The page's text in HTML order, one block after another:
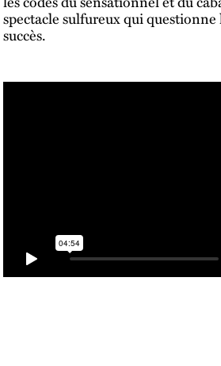
spectacle sulfureux qui
succès.